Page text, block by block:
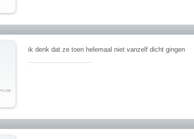
ik denk dat ze toen helemaal niet vanzelf dicht gingen